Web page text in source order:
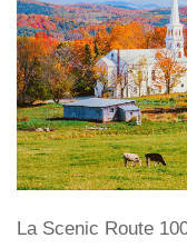
La Scenic Route